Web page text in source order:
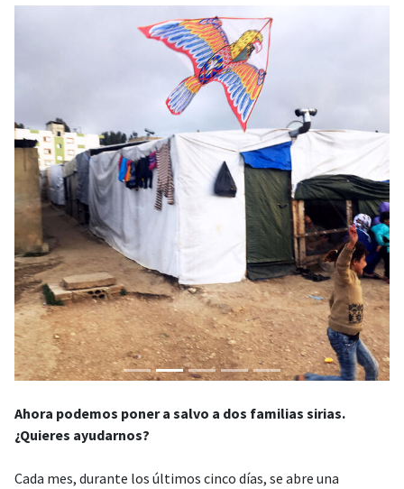
Ahora podemos poner a salvo a dos familias sirias.
¿Quieres ayudarnos?
Cada mes, durante los últimos cinco días, se abre una